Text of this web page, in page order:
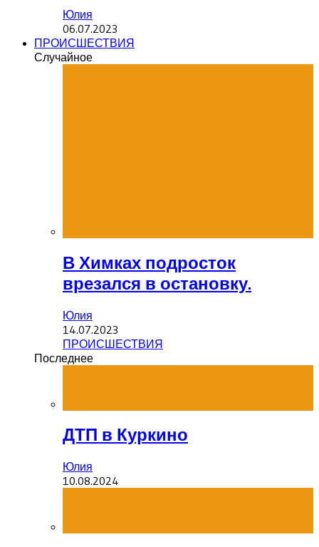
Юлия
06.07.2023
ПРОИСШЕСТВИЯ
Случайное
В Химках подросток
врезался в остановку.
Юлия
14.07.2023
ПРОИСШЕСТВИЯ
Последнее
ДТП в Куркино
Юлия
10.08.2024